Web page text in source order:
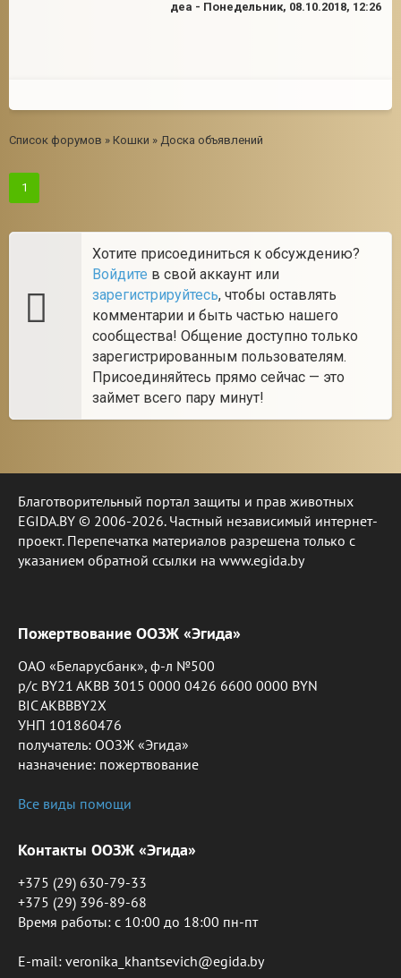
деа - Понедельник, 08.10.2018, 12:26
Список форумов » Кошки » Доска объявлений
1
Хотите присоединиться к обсуждению?
Войдите в свой аккаунт или
зарегистрируйтесь, чтобы оставлять
комментарии и быть частью нашего
сообщества! Общение доступно только
зарегистрированным пользователям.
Присоединяйтесь прямо сейчас — это
займет всего пару минут!
Благотворительный портал защиты и прав животных
EGIDA.BY © 2006-2026. Частный независимый интернет-
проект. Перепечатка материалов разрешена только с
указанием обратной ссылки на www.egida.by
Пожертвование ООЗЖ «Эгида»
ОАО «Беларусбанк», ф-л №500
р/с BY21 AKBB 3015 0000 0426 6600 0000 BYN
BIC AKBBBY2X
УНП 101860476
получатель: ООЗЖ «Эгида»
назначение: пожертвование
Все виды помощи
Контакты ООЗЖ «Эгида»
+375 (29) 630-79-33
+375 (29) 396-89-68
Время работы: c 10:00 до 18:00 пн-пт
E-mail: veronika_khantsevich@egida.by